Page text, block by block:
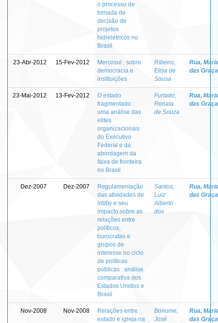
o processo de
tomada de
decisão de
projetos
hidrelétricos no
Brasil
23-Abr-2012 15-Fev-2012
Mercosul : sobre
democracia e
instituições
Ribeiro,
Elisa de
Sousa
Rua,
das
23-Mai-2012 13-Fev-2012
O estado
fragmentado :
uma análise das
elites
organizacionais
do Executivo
Federal e da
abordagem da
faixa de fronteira
no Brasil
Furtado,
Renata
de Souza
Rua,
das
Dez-2007 Dez-2007
Regulamentação
das atividades de
lobby e seu
impacto sobre as
relações entre
políticos,
burocratas e
grupos de
interesse no ciclo
de políticas
públicas : análise
comparativa dos
Estados Unidos e
Brasil
Santos,
Luiz
Alberto
dos
Rua,
das
Nov-2008 Nov-2008
Relações entre
estado e igreja na
Bonome,
José
Rua,
das